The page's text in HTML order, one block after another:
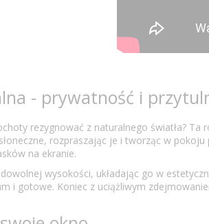
- prywatność i
rezygnować z naturalnego światła?
rozpraszając je i tworząc w
na ekranie.
wysokości, układając go w
i gotowe. Koniec z uciążliwym